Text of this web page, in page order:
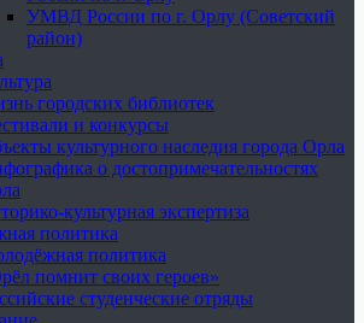
УМВД России по г. Орлу (Советский
район)
городских библиотек
и конкурсы
культурного наследия города Орла
о достопримечательностях
культурная экспертиза
политика
политика
помнит своих героев»
студенческие отряды